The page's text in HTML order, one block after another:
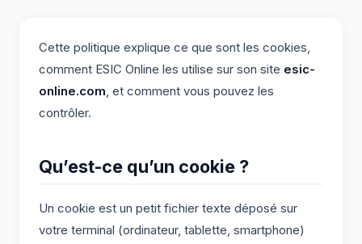
Cette politique explique ce que sont les cookies,
comment ESIC Online les utilise sur son site esic-
online.com, et comment vous pouvez les
contrôler.
Qu’est-ce qu’un cookie ?
Un cookie est un petit fichier texte déposé sur
votre terminal (ordinateur, tablette, smartphone)